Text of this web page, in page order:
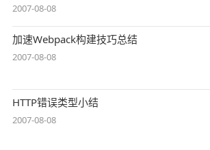
2007-08-08
加速Webpack构建技巧总结
2007-08-08
HTTP错误类型小结
2007-08-08